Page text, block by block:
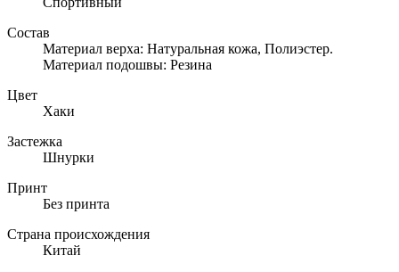
Состав
Материал верха: Натуральная кожа, Полиэстер.
Материал подошвы: Резина
Цвет
Хаки
Застежка
Шнурки
Принт
Без принта
Страна происхождения
Китай